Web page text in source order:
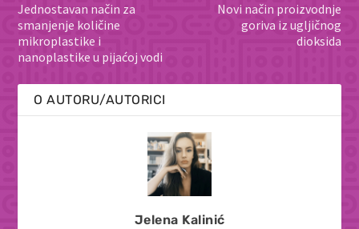
Jednostavan način za
smanjenje količine
mikroplastike i
nanoplastike u pijaćoj vodi
Novi način proizvodnje
goriva iz ugljičnog
dioksida
O AUTORU/AUTORICI
Jelena Kalinić